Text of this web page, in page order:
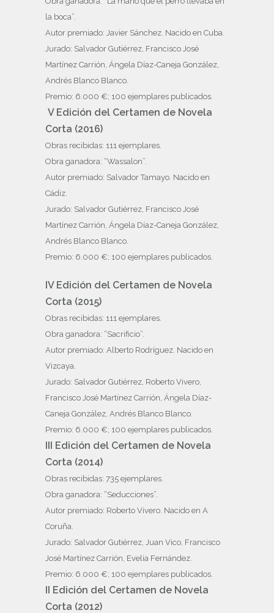
la boca”.
Autor premiado: Javier Sánchez. Nacido en Cuba.
Jurado: Salvador Gutiérrez, Francisco José
Martínez Carrión, Ángela Díaz-Caneja González,
Andrés Blanco Blanco.
Premio: 6.000 €; 100 ejemplares publicados.
V Edición del Certamen de Novela
Corta (2016)
Obras recibidas: 111 ejemplares.
Obra ganadora: “Wassalon”.
Autor premiado: Salvador Tamayo. Nacido en
Cádiz.
Jurado: Salvador Gutiérrez, Francisco José
Martínez Carrión, Ángela Díaz-Caneja González,
Andrés Blanco Blanco.
Premio: 6.000 €; 100 ejemplares publicados.
IV Edición del Certamen de Novela
Corta (2015)
Obras recibidas: 111 ejemplares.
Obra ganadora: “Sacrificio”.
Autor premiado: Alberto Rodríguez. Nacido en
Vizcaya.
Jurado: Salvador Gutiérrez, Roberto Vivero,
Francisco José Martínez Carrión, Ángela Díaz-
Caneja González, Andrés Blanco Blanco.
Premio: 6.000 €; 100 ejemplares publicados.
III Edición del Certamen de Novela
Corta (2014)
Obras recibidas: 735 ejemplares.
Obra ganadora: “Seducciones”.
Autor premiado: Roberto Vivero. Nacido en A
Coruña.
Jurado: Salvador Gutiérrez, Juan Vico, Francisco
José Martínez Carrión, Evelia Fernández.
Premio: 6.000 €; 100 ejemplares publicados.
II Edición del Certamen de Novela
Corta (2012)